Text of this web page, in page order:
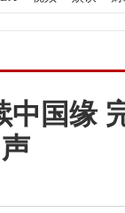
国缘
声